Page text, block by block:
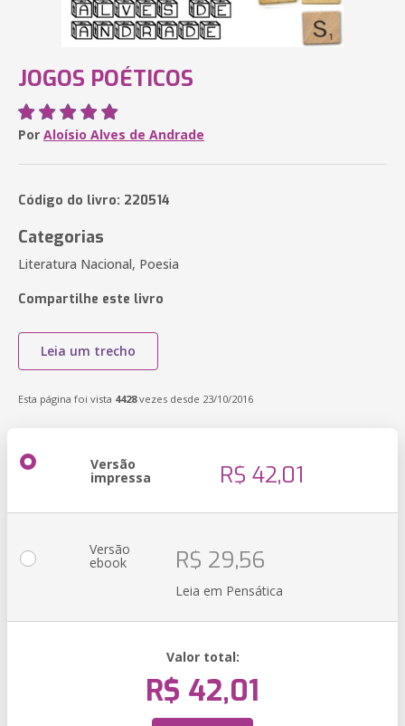
JOGOS POÉTICOS
Por Aloísio Alves de Andrade
Código do livro: 220514
Categorias
Literatura Nacional, Poesia
Compartilhe este livro
Leia um trecho
Esta página foi vista 4428vezes desde 23/10/2016
Versão
impressa R$ 42,01
Versão
ebook R$ 29,56
Leia em Pensática
Valor total:
R$ 42,01